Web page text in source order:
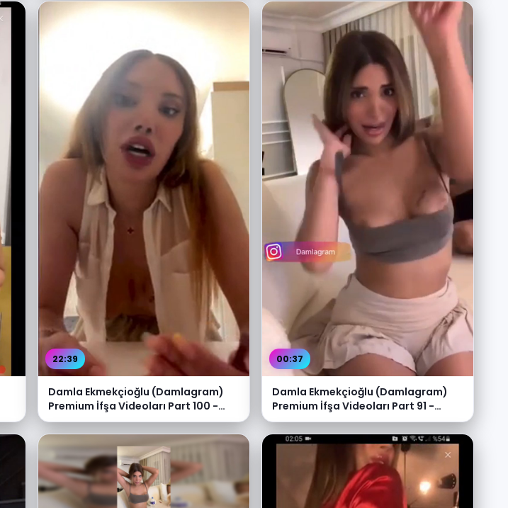
22:39
Damla Ekmekçioğlu (Damlagram)
Premium İfşa Videoları Part 100 -
Video İzle
00:37
Damla Ekmekçioğlu (Damlagram)
Premium İfşa Videoları Part 91 -
Video İzle